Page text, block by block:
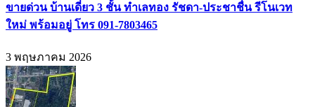
ขายด่วน บ้านเดี่ยว 3 ชั้น ทำเลทอง รัชดา-ประชาชื่น รีโนเวท
ใหม่ พร้อมอยู่ โทร 091-7803465
3 พฤษภาคม 2026